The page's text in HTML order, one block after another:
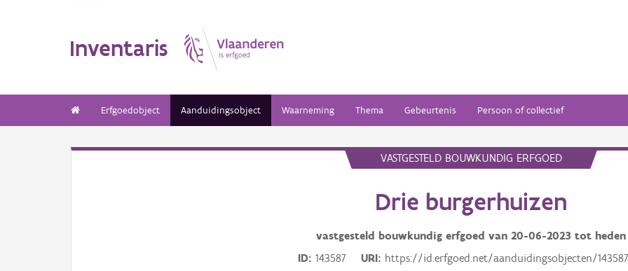
Inventaris
Erfgoedobject Aanduidingsobject Waarneming Thema Gebeurtenis Persoon of collectief
VASTGESTELD BOUWKUNDIG ERFGOED
Drie burgerhuizen
vastgesteld bouwkundig erfgoed van 20-06-2023 tot heden
ID
143587 URI https://id.erfgoed.net/aanduidingsobjecten/143587